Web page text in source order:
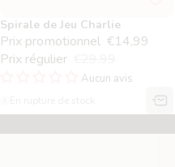
Spirale de Jeu Charlie
Prix promotionnel €14,99
Prix régulier
Aucun avis